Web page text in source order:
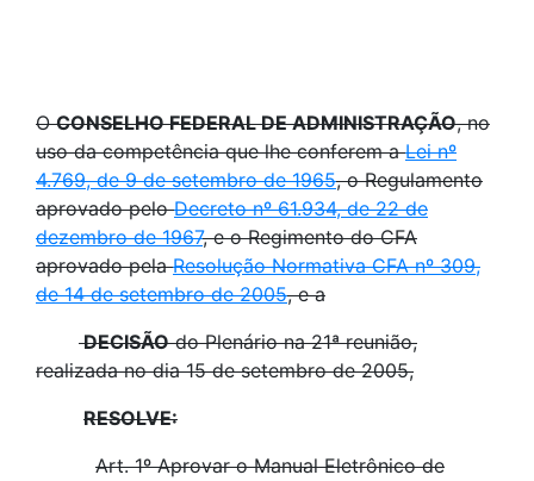
OCONSELHO FEDERAL DE ADMINISTRAÇÃO, no
uso da competência que lhe conferem aLei nº
4.769, de 9 de setembro de 1965,o Regulamento
aprovado peloDecreto nº 61.934, de 22 de
dezembro de 1967, e o Regimento do CFA
aprovado pelaResolução Normativa CFA nº 309,
de 14 de setembro de 2005, e a
DECISÃOdo Plenário na 21ª reunião,
realizada no dia 15 de setembro de 2005,
RESOLVE:
Art. 1º Aprovar o Manual Eletrônico de